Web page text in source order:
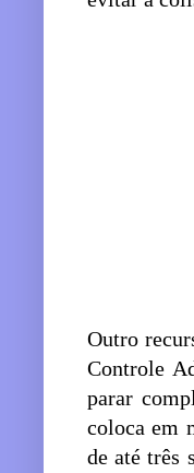
Outro
Controle
parar
coloca em
de até três